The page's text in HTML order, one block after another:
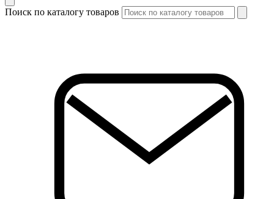
Поиск по каталогу товаров